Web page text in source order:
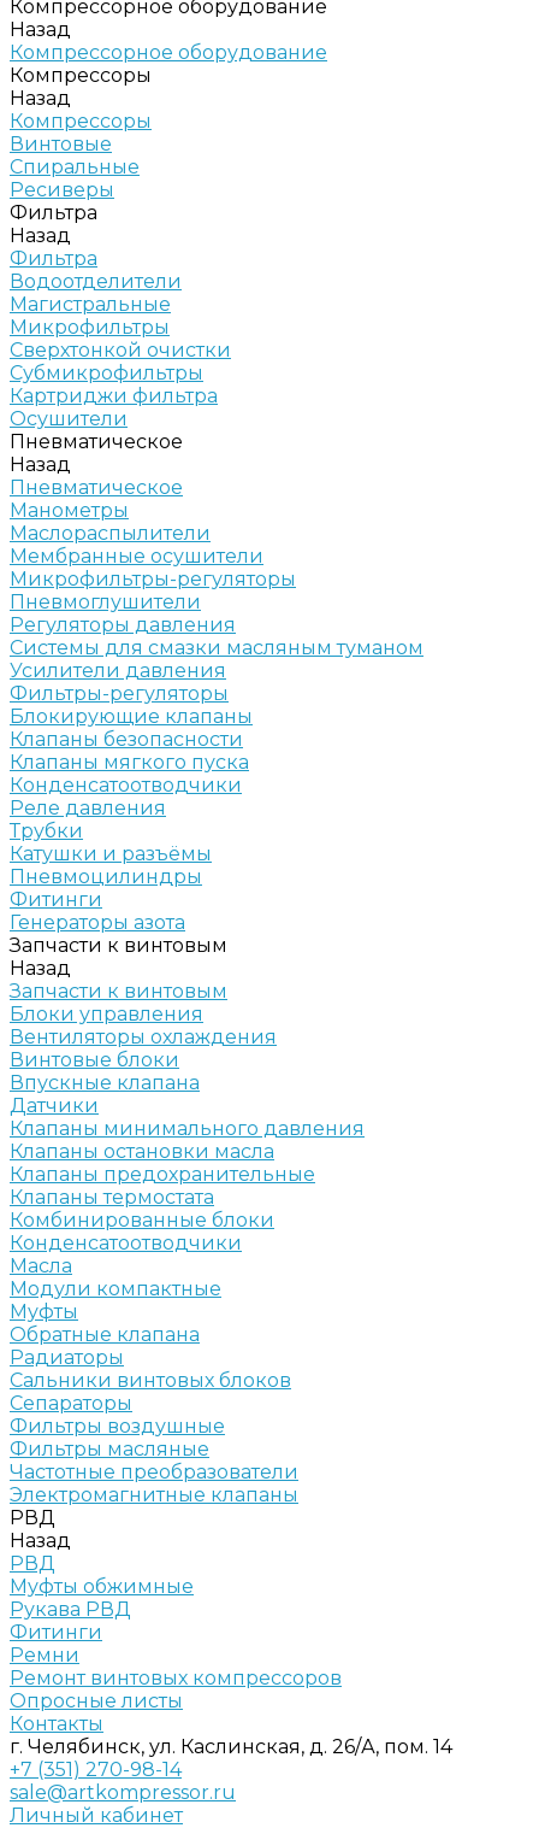
Компрессорное оборудование
Назад
Компрессорное оборудование
Компрессоры
Назад
Компрессоры
Винтовые
Спиральные
Ресиверы
Фильтра
Назад
Фильтра
Водоотделители
Магистральные
Микрофильтры
Сверхтонкой очистки
Субмикрофильтры
Картриджи фильтра
Осушители
Пневматическое
Назад
Пневматическое
Манометры
Маслораспылители
Мембранные осушители
Микрофильтры-регуляторы
Пневмоглушители
Регуляторы давления
Системы для смазки масляным туманом
Усилители давления
Фильтры-регуляторы
Блокирующие клапаны
Клапаны безопасности
Клапаны мягкого пуска
Конденсатоотводчики
Реле давления
Трубки
Катушки и разъёмы
Пневмоцилиндры
Фитинги
Генераторы азота
Запчасти к винтовым
Назад
Запчасти к винтовым
Блоки управления
Вентиляторы охлаждения
Винтовые блоки
Впускные клапана
Датчики
Клапаны минимального давления
Клапаны остановки масла
Клапаны предохранительные
Клапаны термостата
Комбинированные блоки
Конденсатоотводчики
Масла
Модули компактные
Муфты
Обратные клапана
Радиаторы
Сальники винтовых блоков
Сепараторы
Фильтры воздушные
Фильтры масляные
Частотные преобразователи
Электромагнитные клапаны
РВД
Назад
РВД
Муфты обжимные
Рукава РВД
Фитинги
Ремни
Ремонт винтовых компрессоров
Опросные листы
Контакты
г. Челябинск, ул. Каслинская, д. 26/А, пом. 14
+7 (351) 270-98-14
sale@artkompressor.ru
Личный кабинет